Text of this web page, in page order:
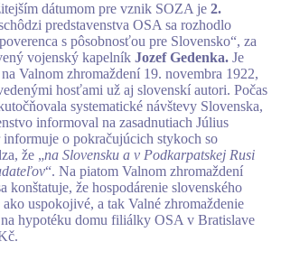
dátumom pre vznik SOZA je 2.
predstavenstva OSA sa rozhodlo
s pôsobnosťou pre Slovensko“, za
vojenský kapelník Jozef Gedenka. Je
Valnom zhromaždení 19. novembra 1922,
hosťami už aj slovenskí autori. Počas
systematické návštevy Slovenska,
informoval na zasadnutiach Július
o pokračujúcich stykoch so
že „na Slovensku a v Podkarpatskej Rusi
“. Na piatom Valnom zhromaždení
konštatuje, že hospodárenie slovenského
uspokojivé, a tak Valné zhromaždenie
hypotéku domu filiálky OSA v Bratislave